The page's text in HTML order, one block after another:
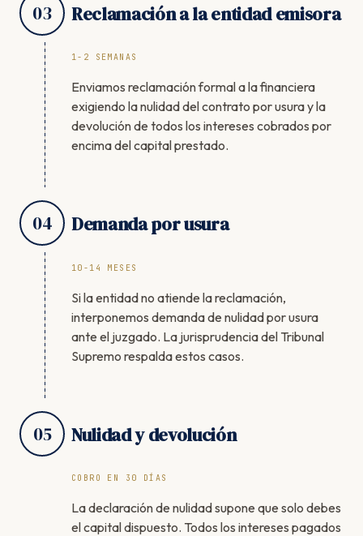
03 Reclamación a la entidad emisora
1-2 SEMANAS
Enviamos reclamación formal a la financiera
exigiendo la nulidad del contrato por usura y la
devolución de todos los intereses cobrados por
encima del capital prestado.
04 Demanda por usura
10-14 MESES
Si la entidad no atiende la reclamación,
interponemos demanda de nulidad por usura
ante el juzgado. La jurisprudencia del Tribunal
Supremo respalda estos casos.
05 Nulidad y devolución
COBRO EN 30 DÍAS
La declaración de nulidad supone que solo debes
el capital dispuesto. Todos los intereses pagados